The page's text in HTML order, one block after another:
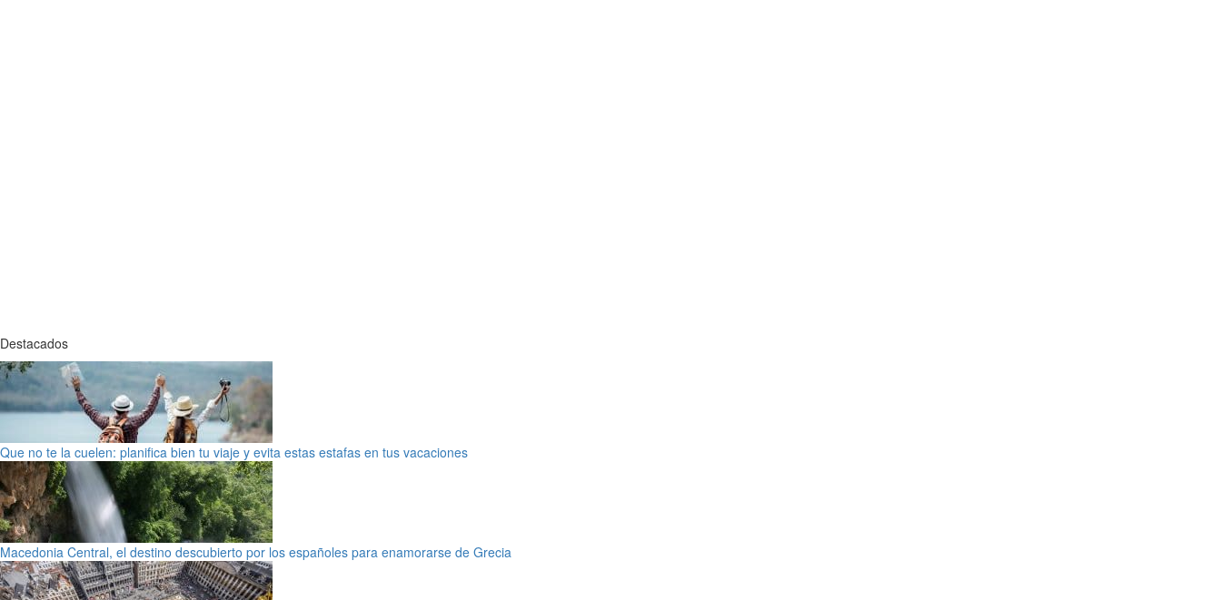
Destacados
Que no te la cuelen: planifica bien tu viaje y evita estas estafas en tus vacaciones
Macedonia Central, el destino descubierto por los españoles para enamorarse de Grecia